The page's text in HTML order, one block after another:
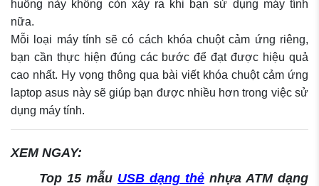
huống này không còn xảy ra khi bạn sử dụng máy tính
nữa.
Mỗi loại máy tính sẽ có cách khóa chuột cảm ứng riêng,
bạn cần thực hiện đúng các bước để đạt được hiệu quả
cao nhất. Hy vọng thông qua bài viết khóa chuột cảm ứng
laptop asus này sẽ giúp bạn được nhiều hơn trong việc sử
dụng máy tính.
XEM NGAY:
Top 15 mẫu USB dạng thẻ nhựa ATM dạng